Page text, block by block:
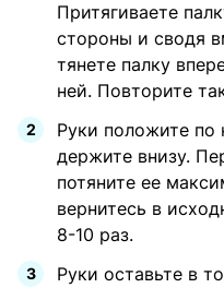
Притягиваете
стороны и сводя
тянете палку
ней. Повторите
Руки положите по
держите внизу.
потяните ее
вернитесь в
8-10 раз.
Руки оставьте в